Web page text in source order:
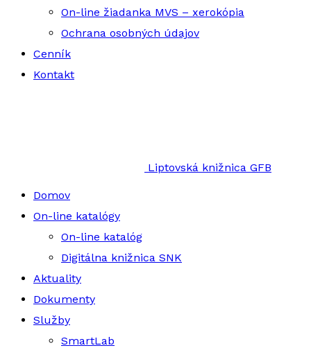
On-line žiadanka MVS – xerokópia
Ochrana osobných údajov
Cenník
Kontakt
Liptovská knižnica GFB
Domov
On-line katalógy
On-line katalóg
Digitálna knižnica SNK
Aktuality
Dokumenty
Služby
SmartLab